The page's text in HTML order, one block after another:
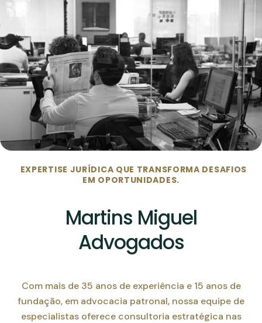
EXPERTISE JURÍDICA QUE TRANSFORMA DESAFIOS
EM OPORTUNIDADES.
Martins Miguel
Advogados
Com mais de 35 anos de experiência e 15 anos de
fundação, em advocacia patronal, nossa equipe de
especialistas oferece consultoria estratégica nas